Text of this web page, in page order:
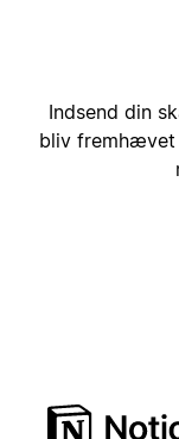
Indsend din
bliv fremhævet